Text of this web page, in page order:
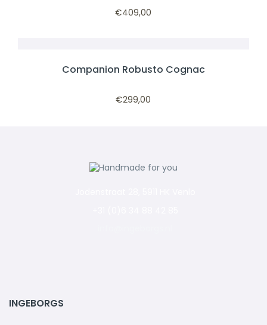
€409,00
Companion Robusto Cognac
€299,00
INGEBORGS